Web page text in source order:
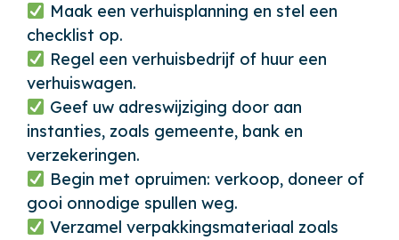
Maak een verhuisplanning en stel een
checklist op.
Regel een verhuisbedrijf of huur een
verhuiswagen.
Geef uw adreswijziging door aan
instanties, zoals gemeente, bank en
verzekeringen.
Begin met opruimen: verkoop, doneer of
gooi onnodige spullen weg.
Verzamel verpakkingsmateriaal zoals